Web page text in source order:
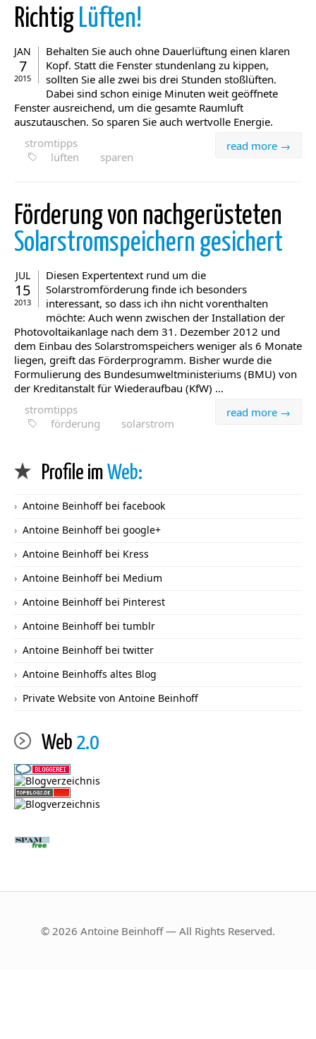
Richtig Lüften!
JAN
7
2015
Behalten Sie auch ohne Dauerlüftung einen klaren
Kopf. Statt die Fenster stundenlang zu kippen,
sollten Sie alle zwei bis drei Stunden stoßlüften.
Dabei sind schon einige Minuten weit geöffnete
Fenster ausreichend, um die gesamte Raumluft
auszutauschen. So sparen Sie auch wertvolle Energie.
read more →
stromtipps
lüften
sparen
Förderung von nachgerüsteten
Solarstromspeichern gesichert
JUL
15
2013
Diesen Expertentext rund um die
Solarstromförderung finde ich besonders
interessant, so dass ich ihn nicht vorenthalten
möchte: Auch wenn zwischen der Installation der
Photovoltaikanlage nach dem 31. Dezember 2012 und
dem Einbau des Solarstromspeichers weniger als 6 Monate
liegen, greift das Förderprogramm. Bisher wurde die
Formulierung des Bundesumweltministeriums (BMU) von
der Kreditanstalt für Wiederaufbau (KfW) ...
read more →
stromtipps
förderung
solarstrom
Profile im Web:
Antoine Beinhoff bei facebook
Antoine Beinhoff bei google+
Antoine Beinhoff bei Kress
Antoine Beinhoff bei Medium
Antoine Beinhoff bei Pinterest
Antoine Beinhoff bei tumblr
Antoine Beinhoff bei twitter
Antoine Beinhoffs altes Blog
Private Website von Antoine Beinhoff
Web 2.0
© 2026 Antoine Beinhoff — All Rights Reserved.